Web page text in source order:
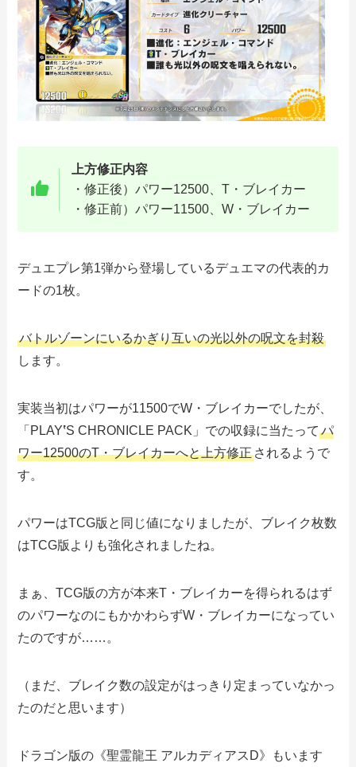
上方修正内容
・修正後）パワー12500、T・ブレイカー
・修正前）パワー11500、W・ブレイカー
デュエプレ第1弾から登場しているデュエマの代表的カ
ードの1枚。
バトルゾーンにいるかぎり互いの光以外の呪文を封殺
します。
実装当初はパワーが11500でW・ブレイカーでしたが、
「PLAY‛S CHRONICLE PACK」での収録に当たってパ
ワー12500のT・ブレイカーへと上方修正 されるようで
す。
パワーはTCG版と同じ値になりましたが、ブレイク枚数
はTCG版よりも強化されましたね。
まぁ、TCG版の方が本来T・ブレイカーを得られるはず
のパワーなのにもかかわらずW・ブレイカーになってい
たのですが……。
（まだ、ブレイク数の設定がはっきり定まっていなかっ
たのだと思います）
ドラゴン版の《聖霊龍王 アルカディアスD》もいます